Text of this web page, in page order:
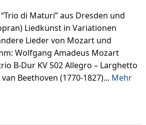
di Maturi” aus Dresden und
Liedkunst in Variationen
Lieder von Mozart und
Wolfgang Amadeus Mozart
B-Dur KV 502 Allegro – Larghetto
Beethoven (1770-1827)... Mehr